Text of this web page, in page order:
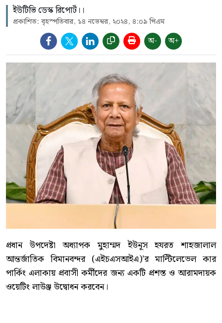
ইউটিভি ডেস্ক রিপোর্ট।।
প্রকাশিত: বৃহস্পতিবার, ১৪ নভেম্বর, ২০২৪, ৪:০৯ পিএম
অ- অ+
প্রধান উপদেষ্টা অধ্যাপক মুহাম্মদ ইউনূস হযরত শাহজালাল
আন্তর্জাতিক বিমানবন্দর (এইচএসআইএ)’র মাল্টিলেভেল কার
পার্কিং এলাকায় প্রবাসী কর্মীদের জন্য একটি প্রশস্ত ও আরামদায়ক
ওয়েটিং লাউঞ্জ উদ্বোধন করবেন।